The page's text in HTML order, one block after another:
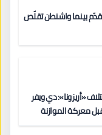
بينما واشنطن تقلّص
بلجيكا تشقّ ائتلاف «أريزونا»: دي ويفر
معركة الموازنة